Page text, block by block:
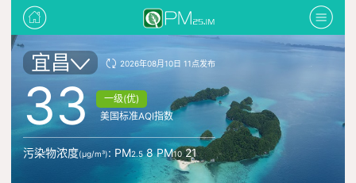
宜昌 2026年08月10日 11点发布
33
一级(优)
美国标准AQI指数
污染物浓度(μg/m³): PM2.58 PM1021